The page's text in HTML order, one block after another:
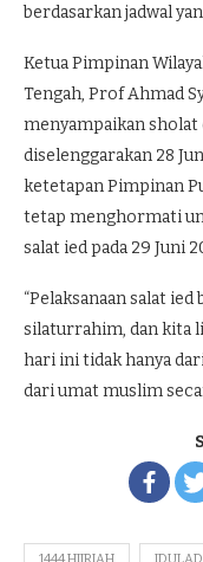
berdasarkan jadwal
Ketua Pimpinan
Tengah, Prof Ahmad
menyampaikan sholat
diselenggarakan 28
ketetapan Pimpinan
tetap menghormati
salat ied pada 29 Juni
“Pelaksanaan salat
silaturrahim, dan kita
hari ini tidak hanya
dari umat muslim
1444 HIJRIAH